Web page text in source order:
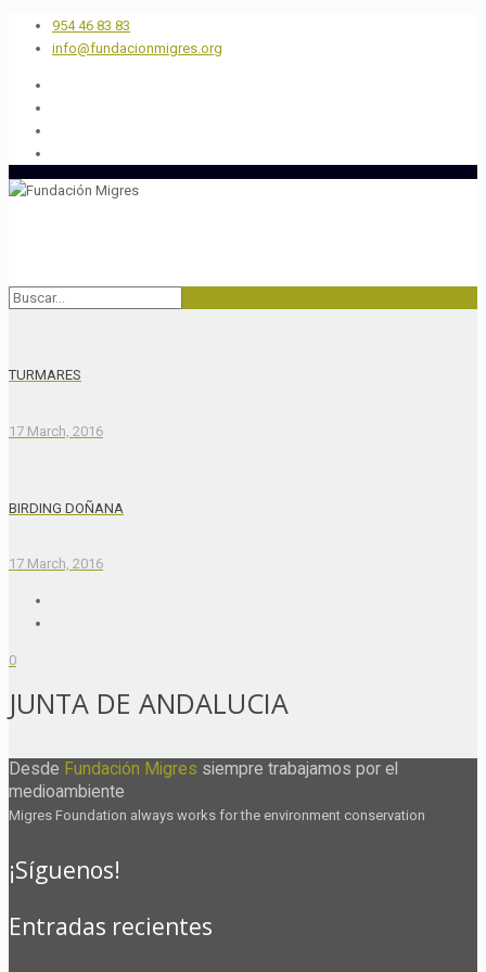
954 46 83 83
info@fundacionmigres.org
TURMARES
17 March, 2016
BIRDING DOÑANA
17 March, 2016
0
JUNTA DE ANDALUCIA
Desde Fundación Migres siempre trabajamos por el
medioambiente
Migres Foundation always works for the environment conservation
¡Síguenos!
Entradas recientes